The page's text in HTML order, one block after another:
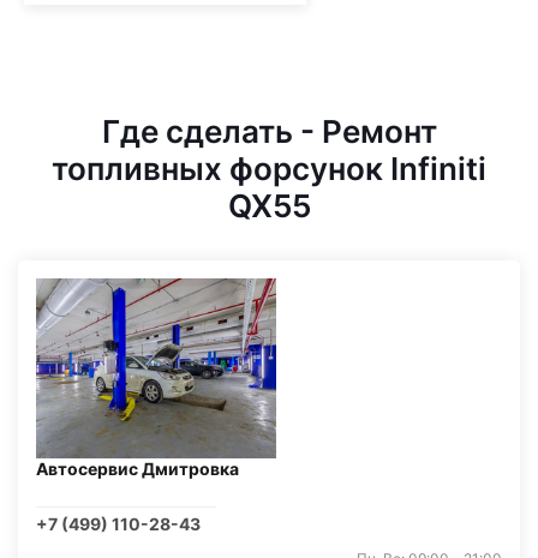
Где сделать - Ремонт
топливных форсунок Infiniti
QX55
Автосервис Дмитровка
+7 (499) 110-28-43